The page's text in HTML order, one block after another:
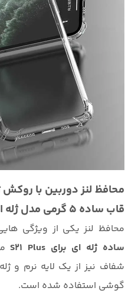
محافظ لنز دوربین با
قاب ساده 5 گرمی مدل ژله ای شفاف :
محافظ لنز یکی از ویژگی
ساده ژله ای برای S21 Plus
شفاف نیز از یک لایه نرم و
گوشی استفاده شده است.